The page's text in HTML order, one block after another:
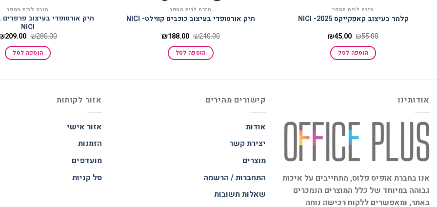
חזרה לבית הספר
קלמר בעיצוב קאפקייקס 2025- NICI
₪55.00 המחיר
היה:
₪55.00.
₪45.00 המחיר
הוספה לסל
חזרה לבית הספר
תיק אורטופדי בעיצוב כוכבים קווילט- NICI
₪240.00 המחיר
היה:
₪240.00.
₪188.00
הוספה לסל
חזרה לבית הספר
תיק אורטופדי בעיצוב
NICI
₪280.00 המחיר
היה:
₪280.00.
209.00
הוספה לסל
אודותינו
אנו בחברת אופיס פלוס, מתחייבים על איכות
גבוהה במיוחד של כלל המוצרים הנמכרים
באתר, ומאפשרים ללקוח רכישה נוחה
קישורים מהירים
אודות
יצירת קשר
מוצרים
התחברות / הרשמה
שאלות תשובות
אזור לקוחות
אזור אישי
הזמנות
מועדפים
סל קניות